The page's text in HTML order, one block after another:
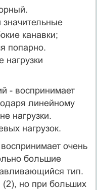
канавки;
попарно.
нагрузки
- воспринимает
линейному
нагрузки.
нагрузок.
очень
большие
тип.
(2), но при больших